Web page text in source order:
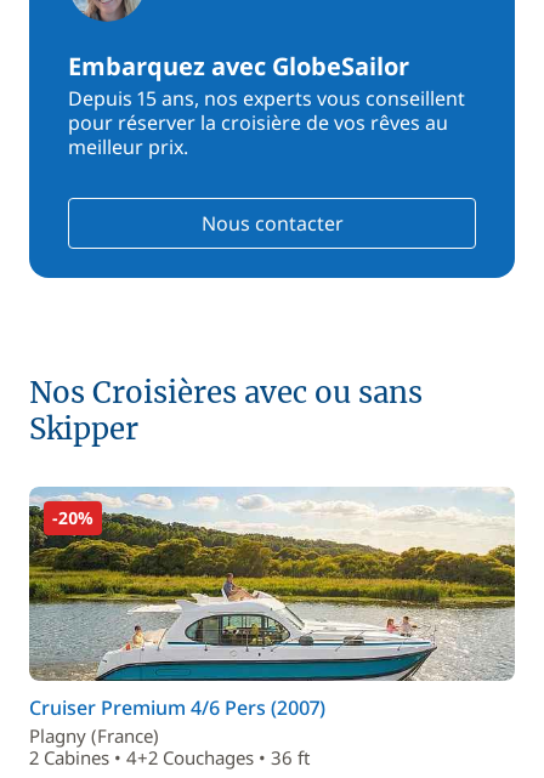
Embarquez avec GlobeSailor
Depuis 15 ans, nos experts vous conseillent
pour réserver la croisière de vos rêves au
meilleur prix.
Nous contacter
Nos Croisières avec ou sans
Skipper
-20%
Cruiser Premium 4/6 Pers (2007)
Plagny (France)
2 Cabines • 4+2 Couchages • 36 ft